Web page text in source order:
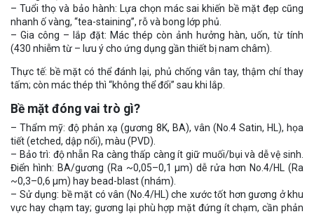
– Tuổi thọ và bảo hành: Lựa chọn mác sai khiến bề mặt đẹp cũng
nhanh ố vàng, “tea-staining”, rỗ và bong lớp phủ.
– Gia công – lắp đặt: Mác thép còn ảnh hưởng hàn, uốn, từ tính
(430 nhiễm từ – lưu ý cho ứng dụng gần thiết bị nam châm).
Thực tế: bề mặt có thể đánh lại, phủ chống vân tay, thậm chí thay
tấm; còn mác thép thì “không thể đổi” sau khi lắp.
Bề mặt đóng vai trò gì?
– Thẩm mỹ: độ phản xạ (gương 8K, BA), vân (No.4 Satin, HL), họa
tiết (etched, dập nổi), màu (PVD).
– Bảo trì: độ nhẵn Ra càng thấp càng ít giữ muối/bụi và dễ vệ sinh.
Điển hình: BA/gương (Ra ~0,05–0,1 µm) dễ rửa hơn No.4/HL (Ra
~0,3–0,6 µm) hay bead-blast (nhám).
– Sử dụng: bề mặt có vân (No.4/HL) che xước tốt hơn gương ở khu
vực hay chạm tay; gương lại phù hợp mặt đứng ít chạm, cần phản